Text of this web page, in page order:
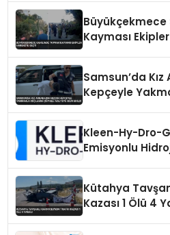
Kayması
Samsun’da Kız
Kepçeyle
Kleen-Hy-Dro-
Emisyonlu
Kütahya
Kazası 1 Ölü 4